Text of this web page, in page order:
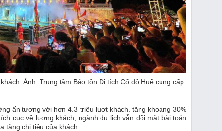
Ảnh: Trung tâm Bảo tồn Di tích Cố đô Huế cung cấp.
ấn tượng với hơn 4,3 triệu lượt khách, tăng khoảng 30%
cực về lượng khách, ngành du lịch vẫn đối mặt bài toán
tăng chi tiêu của khách.